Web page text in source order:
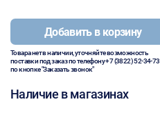
Добавить в корзину
Товара нет в наличии, уточняйте возможность
поставки под заказ по телефону+7 (3822) 52-34-73
по кнопке "Заказать звонок"
Наличие в магазинах